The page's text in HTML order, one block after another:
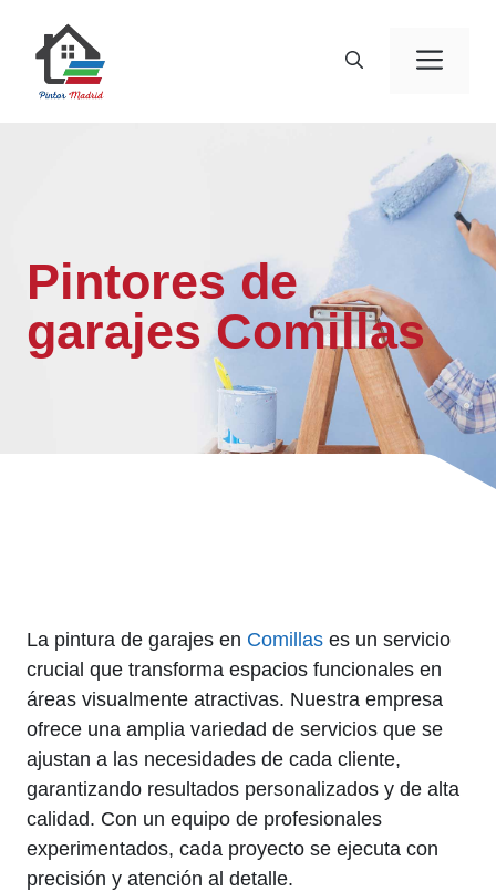
contenido
Pintores de
garajes Comillas
La pintura de garajes en Comillas es un servicio
crucial que transforma espacios funcionales en
áreas visualmente atractivas. Nuestra empresa
ofrece una amplia variedad de servicios que se
ajustan a las necesidades de cada cliente,
garantizando resultados personalizados y de alta
calidad. Con un equipo de profesionales
experimentados, cada proyecto se ejecuta con
precisión y atención al detalle.